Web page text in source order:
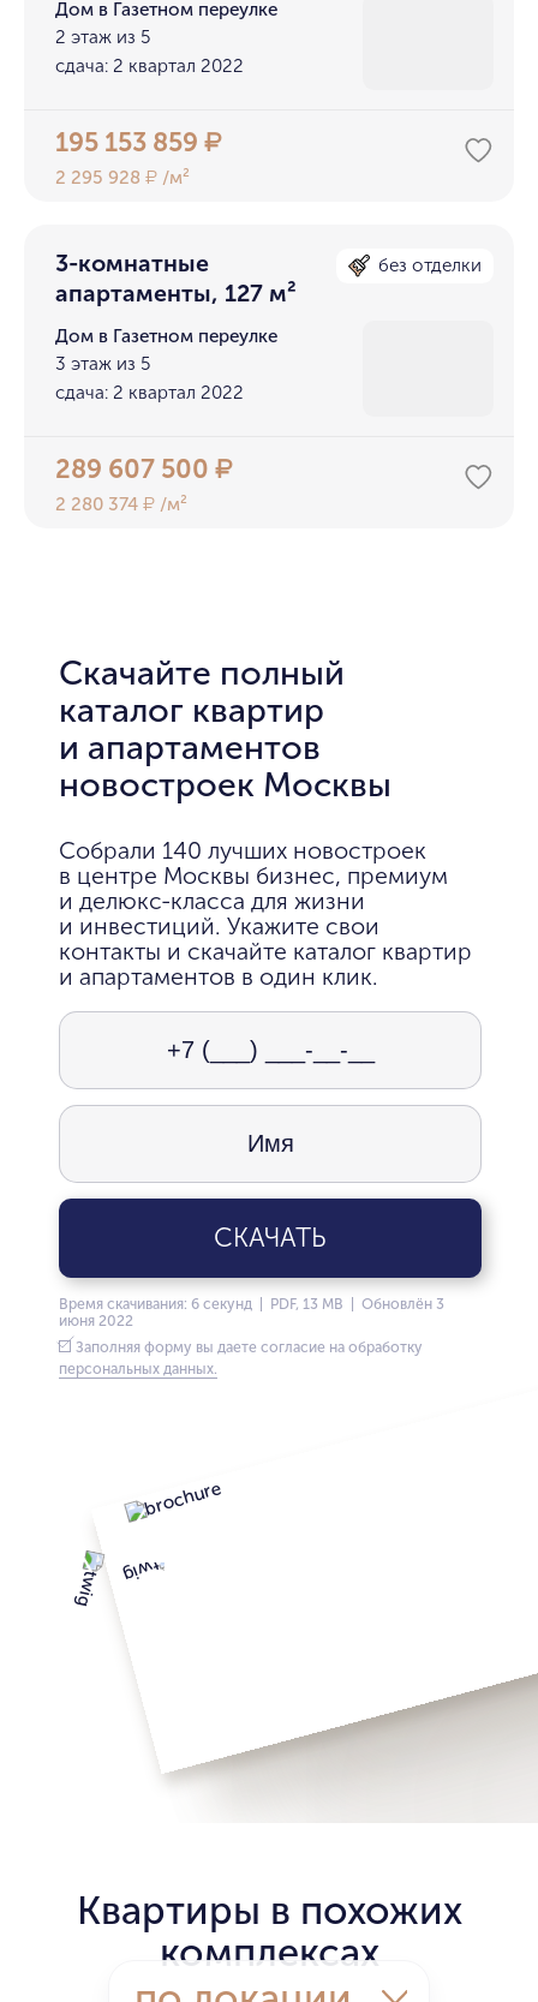
Дом в Газетном переулке
2 этаж из 5
сдача: 2 квартал 2022
195 153 859₽
2 295 928₽ /м²
3-комнатные
апартаменты, 127 м²
без отделки
Дом в Газетном переулке
3 этаж из 5
сдача: 2 квартал 2022
289 607 500₽
2 280 374₽ /м²
Скачайте полный
каталог квартир
и апартаментов
новостроек Москвы
Собрали 140 лучших новостроек
в центре Москвы бизнес, премиум
и делюкс-класса для жизни
и инвестиций. Укажите свои
контакты и скачайте каталог квартир
и апартаментов в один клик.
СКАЧАТЬ
Время скачивания: 6 секунд | PDF, 13 MB | Обновлён 3
июня 2022
Заполняя форму вы даете согласие на обработку
персональных данных.
Квартиры в похожих
комплексах